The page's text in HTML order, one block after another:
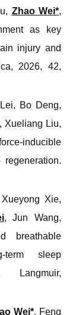
Zhao Wei*,
as key
injury and
, 2026, 42,
Bo Deng,
Xueliang Liu,
inducible
Xie,
, Jun Wang,
breathable
term sleep
Langmuir,
Wei*, Feng